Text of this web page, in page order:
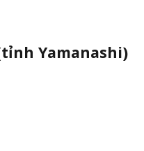
Yamanashi)